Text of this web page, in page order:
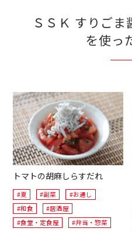
ＳＳＫ すりご
を使っ
トマトの胡麻しらすだれ
#夏 #副菜
#お通し
#和食
#居酒屋
#食堂・定食屋
#弁当・惣菜